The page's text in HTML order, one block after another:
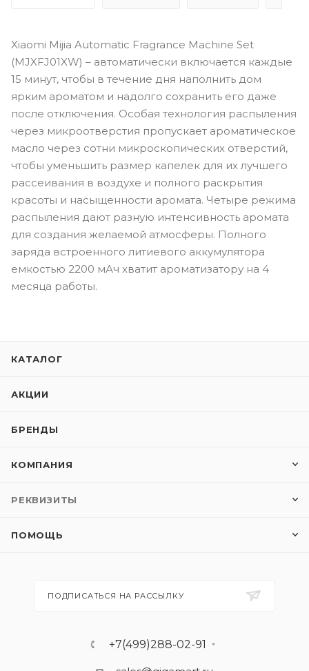
Xiaomi Mijia Automatic Fragrance Machine Set
(MJXFJ01XW) – автоматически включается каждые
15 минут, чтобы в течение дня наполнить дом
ярким ароматом и надолго сохранить его даже
после отключения. Особая технология распыления
через микроотверстия пропускает ароматическое
масло через сотни микроскопических отверстий,
чтобы уменьшить размер капелек для их лучшего
рассеивания в воздухе и полного раскрытия
красоты и насыщенности аромата. Четыре режима
распыления дают разную интенсивность аромата
для создания желаемой атмосферы. Полного
заряда встроенного литиевого аккумулятора
емкостью 2200 мАч хватит ароматизатору на 4
месяца работы.
КАТАЛОГ
АКЦИИ
БРЕНДЫ
КОМПАНИЯ
РЕКВИЗИТЫ
ПОМОЩЬ
ПОДПИСАТЬСЯ НА РАССЫЛКУ
+7(499)288-02-91